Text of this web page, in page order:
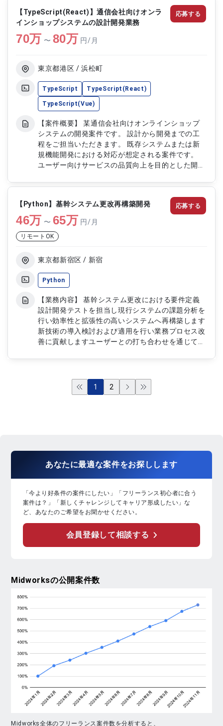
盤構築支援など、スキルに応じて配属を調整しま
す。React/TypeScriptを中心に、VueやGo、
Python、AWSなど幅広い技術スタックのプロジェ
クトに携われる環境です。 【作業内容】 ■案件①：
既存地図システムのリファクタリング・機能拡張
TypeScript化リファクタリング ・
・TypeScript/Nest.jsによるバックエンド機能改
修・追加 ・既存仕様の解析および改善提案 ・テス
ト設計・実施、品質改善対応 ■案件②：RE:EARTH
を用いた自治体向け地図プラットフォーム開発 ・
RE:EARTHを利用した地図可視化システムの開発 ・
Reactを用いたUI/画面開発 ・Goを用いたバックエ
ンド・プラグイン実装 ・自治体向け要件に基づい
た機能設計・追加開発 ・データ連携・地図レイヤ
た地図可視化アプリケーション開発 ・Reactによる
いた動的表現・可視化処理の開発 ・AWSサービス
と連携したデータ処理・配信基盤の構築 ・パフォ
ーマンス最適化、描画処理改善 ■案件④：プローブ
データ解析支援システム開発 ・Pythonを用いたデ
構築・運用 ・BigData領域でのデータ加工・分析支
連携やデータ入出力の実装
【TypeScript(React)】通信会社向けオンラ
インショップシステムの設計開発業務
70万 〜 80万 円/月
東京都港区 / 浜松町
TypeScript TypeScript(React)
TypeScript(Vue)
【案件概要】 某通信会社向けオンラインショップ
システムの開発案件です。 設計から開発までの工
程をご担当いただきます。 既存システムまたは新
規機能開発における対応が想定される案件です。
ユーザー向けサービスの品質向上を目的とした開発
ップシステムの設計業務 ・機能開発および実装対
応 ・詳細設計の作成およびレビュー ・テスト対応
および不具合修正 ・関連ドキュメントの作成
応募する
【Python】基幹システム更改再構築開発
46万 〜 65万 円/月
リモートOK
東京都新宿区 / 新宿
Python
【業務内容】 基幹システム更改における要件定義
設計開発テストを担当し現行システムの課題分析を
行い効率性と拡張性の高いシステムへ再構築します
新技術の導入検討および適用を行い業務プロセス改
善に貢献しますユーザーとの打ち合わせを通じて仕
分析および改善提案 ・ユーザーとの仕様調整
応募する
1 2
あなたに最適な案件をお探し します
「今より好条件の案件にしたい」「フリーランス初心者に合う
案件は？」「新しくチャレンジしてキャリア形成したい」な
ど、あなたのご希望をお聞かせください。
会員登録して相談する
Midworksの公開案件数
Midworks全体のフリーランス案件数を分析すると、